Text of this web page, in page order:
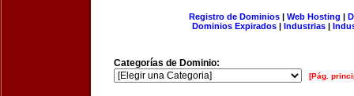
Registro de Dominios| Web Hosting |
Dominios Expirados | Industrias |
Categorías de Dominio:
[Pág.